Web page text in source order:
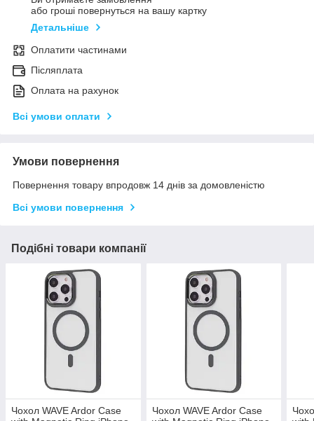
або гроші повернуться на вашу картку
Детальніше
Оплатити частинами
Післяплата
Оплата на рахунок
Всі умови оплати
Умови повернення
Повернення товару впродовж 14 днів за домовленістю
Всі умови повернення
Подібні товари компанії
Чохол WAVE Ardor Case
Чохол WAVE Ardor Case